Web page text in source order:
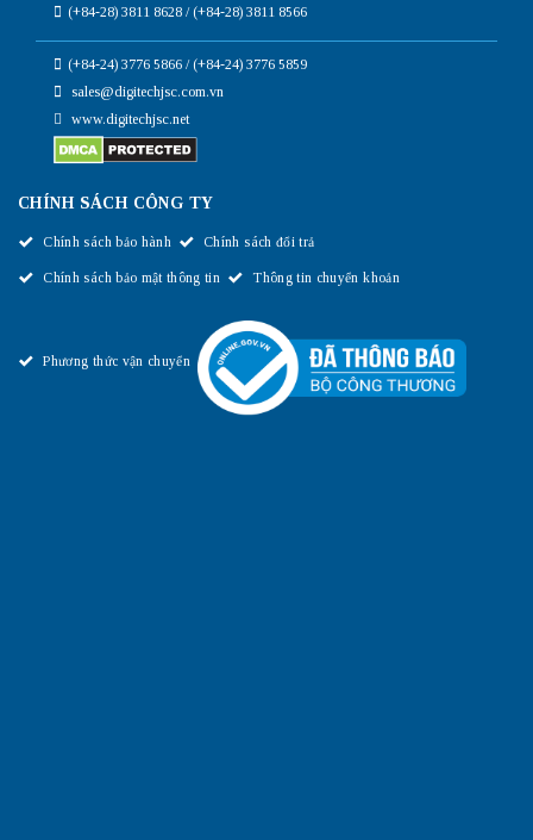
(+84-28) 3811 8628 / (+84-28) 3811 8566
(+84-24) 3776 5866 / (+84-24) 3776 5859
sales@digitechjsc.com.vn
www.digitechjsc.net
CHÍNH SÁCH CÔNG TY
Chính sách bảo hành Chính sách đổi trả
Chính sách bảo mật thông tin Thông tin chuyển khoản
Phương thức vận chuyển